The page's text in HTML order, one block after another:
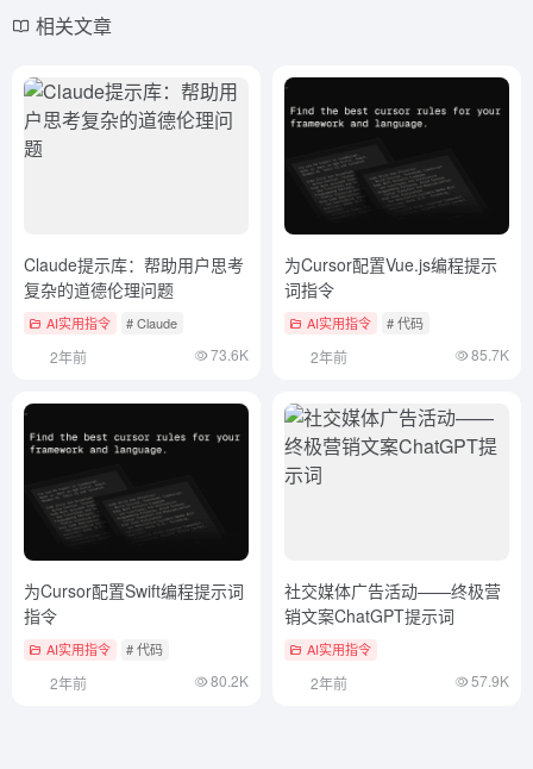
相关文章
Claude提示库：帮助用户思考
复杂的道德伦理问题
AI实用指令 # Claude
2年前 73.6K
为Cursor配置Vue.js编程提示
词指令
AI实用指令 # 代码
2年前 85.7K
为Cursor配置Swift编程提示词
指令
AI实用指令 # 代码
2年前 80.2K
社交媒体广告活动——终极营
销文案ChatGPT提示词
AI实用指令
2年前 57.9K